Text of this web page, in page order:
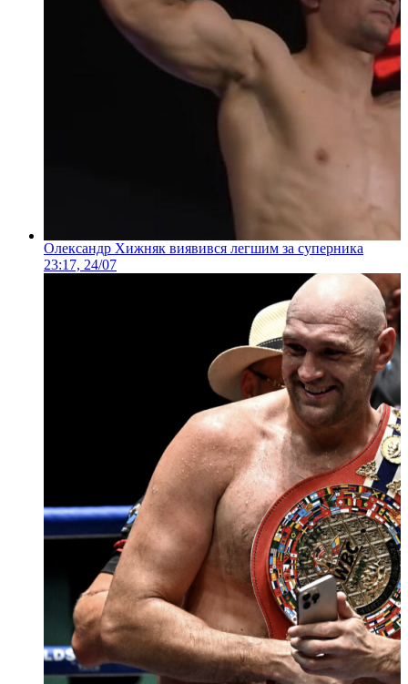
Олександр Хижняк виявився легшим за суперника
23:17, 24/07